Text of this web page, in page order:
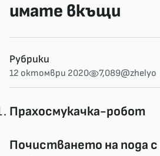
имате вкъщи
Рубрики
12 октомври 2020 7,089@zhelyo
Прахосмукачка-робот
Почистването на пода с